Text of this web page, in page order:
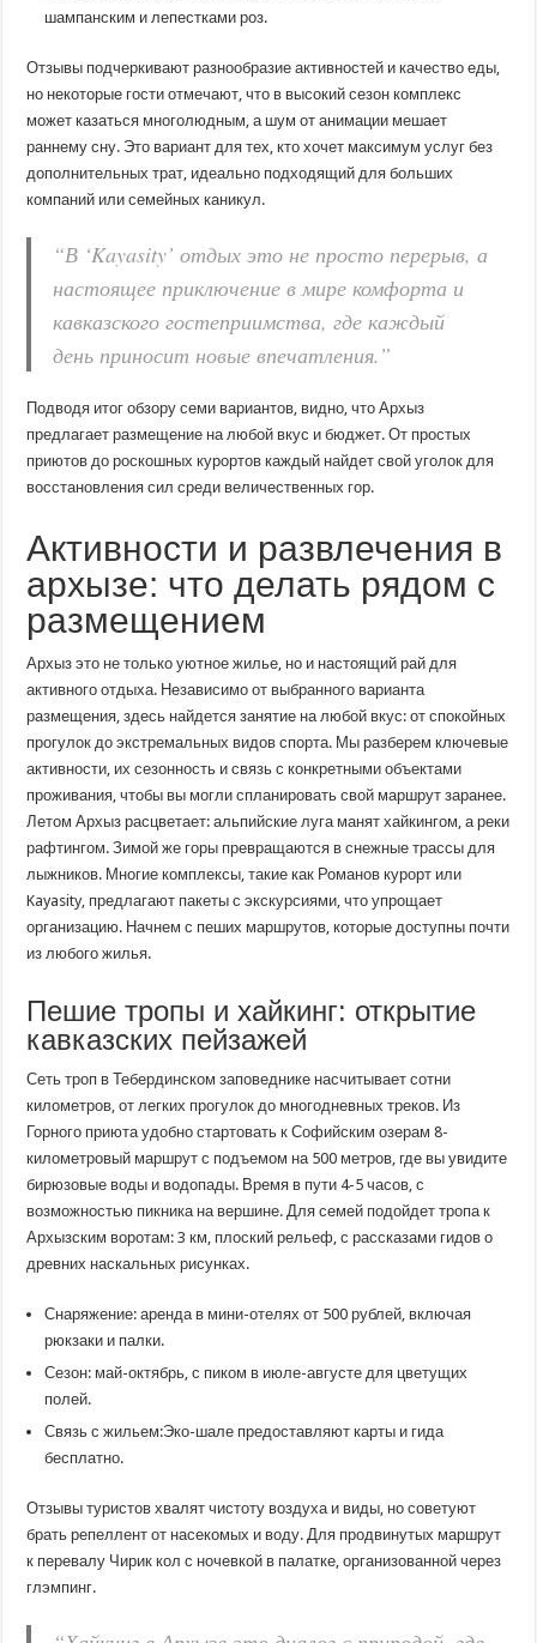
шампанским и лепестками роз.
Отзывы подчеркивают разнообразие активностей и качество еды,
но некоторые гости отмечают, что в высокий сезон комплекс
может казаться многолюдным, а шум от анимации мешает
раннему сну. Это вариант для тех, кто хочет максимум услуг без
дополнительных трат, идеально подходящий для больших
компаний или семейных каникул.
“В ‘Kayasity’ отдых это не просто перерыв, а
настоящее приключение в мире комфорта и
кавказского гостеприимства, где каждый
день приносит новые впечатления.”
Подводя итог обзору семи вариантов, видно, что Архыз
предлагает размещение на любой вкус и бюджет. От простых
приютов до роскошных курортов каждый найдет свой уголок для
восстановления сил среди величественных гор.
Активности и развлечения в
архызе: что делать рядом с
размещением
Архыз это не только уютное жилье, но и настоящий рай для
активного отдыха. Независимо от выбранного варианта
размещения, здесь найдется занятие на любой вкус: от спокойных
прогулок до экстремальных видов спорта. Мы разберем ключевые
активности, их сезонность и связь с конкретными объектами
проживания, чтобы вы могли спланировать свой маршрут заранее.
Летом Архыз расцветает: альпийские луга манят хайкингом, а реки
рафтингом. Зимой же горы превращаются в снежные трассы для
лыжников. Многие комплексы, такие как Романов курорт или
Kayasity, предлагают пакеты с экскурсиями, что упрощает
организацию. Начнем с пеших маршрутов, которые доступны почти
из любого жилья.
Пешие тропы и хайкинг: открытие
кавказских пейзажей
Сеть троп в Тебердинском заповеднике насчитывает сотни
километров, от легких прогулок до многодневных треков. Из
Горного приюта удобно стартовать к Софийским озерам 8-
километровый маршрут с подъемом на 500 метров, где вы увидите
бирюзовые воды и водопады. Время в пути 4-5 часов, с
возможностью пикника на вершине. Для семей подойдет тропа к
Архызским воротам: 3 км, плоский рельеф, с рассказами гидов о
древних наскальных рисунках.
Снаряжение: аренда в мини-отелях от 500 рублей, включая
рюкзаки и палки.
Сезон: май-октябрь, с пиком в июле-августе для цветущих
полей.
Связь с жильем:Эко-шале предоставляют карты и гида
бесплатно.
Отзывы туристов хвалят чистоту воздуха и виды, но советуют
брать репеллент от насекомых и воду. Для продвинутых маршрут
к перевалу Чирик кол с ночевкой в палатке, организованной через
глэмпинг.